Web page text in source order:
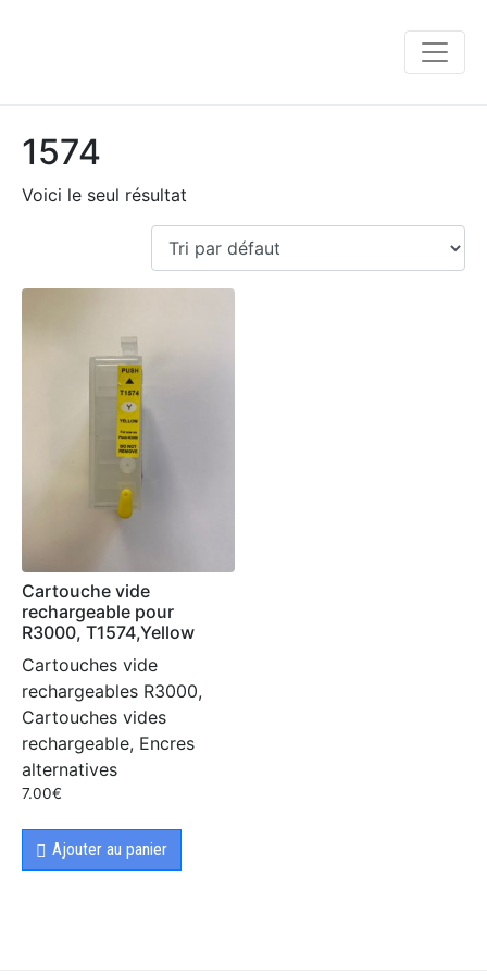
1574
Voici le seul résultat
Cartouche vide
rechargeable pour
R3000, T1574,Yellow
Cartouches vide
rechargeables R3000,
Cartouches vides
rechargeable, Encres
alternatives
7.00€
Ajouter au panier